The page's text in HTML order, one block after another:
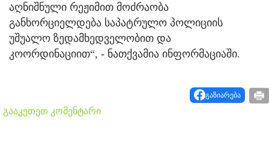
აღნიშნული რეჟიმით მოძრაობა
განხორციელდება საპატრულო პოლიციის
უშუალო ზედამხედველობით და
კოორდინაციით“, - ნათქვამია ინფორმაციაში.
გაზიარება
გააკეთეთ კომენტარი